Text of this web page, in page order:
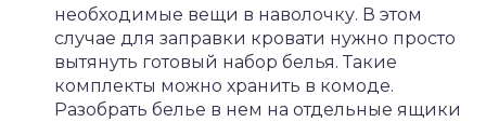
необходимые вещи в наволочку. В этом
случае для заправки кровати нужно просто
вытянуть готовый набор белья. Такие
комплекты можно хранить в комоде.
Разобрать белье в нем на отдельные ящики